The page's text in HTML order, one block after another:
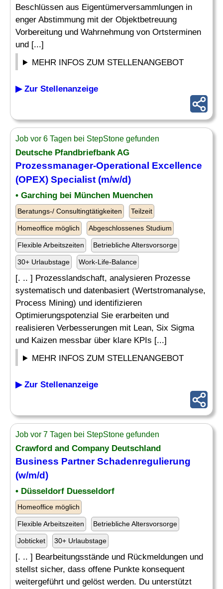
Beschlüssen aus Eigentümerversammlungen in
enger Abstimmung mit der Objektbetreuung
Vorbereitung und Wahrnehmung von Ortsterminen
und [...]
MEHR INFOS ZUM STELLENANGEBOT
▶ Zur Stellenanzeige
Job vor 6 Tagen bei StepStone gefunden
Deutsche Pfandbriefbank AG
Prozessmanager-Operational Excellence
(OPEX) Specialist (m/w/d)
• Garching bei München Muenchen
Beratungs-/ Consultingtätigkeiten Teilzeit
Homeoffice möglich Abgeschlossenes Studium
Flexible Arbeitszeiten Betriebliche Altersvorsorge
30+ Urlaubstage Work-Life-Balance
[. .. ] Prozesslandschaft, analysieren Prozesse
systematisch und datenbasiert (Wertstromanalyse,
Process Mining) und identifizieren
Optimierungspotenzial Sie erarbeiten und
realisieren Verbesserungen mit Lean, Six Sigma
und Kaizen messbar über klare KPIs [...]
MEHR INFOS ZUM STELLENANGEBOT
▶ Zur Stellenanzeige
Job vor 7 Tagen bei StepStone gefunden
Crawford and Company Deutschland
Business Partner Schadenregulierung
(w/m/d)
• Düsseldorf Duesseldorf
Homeoffice möglich
Flexible Arbeitszeiten Betriebliche Altersvorsorge
Jobticket 30+ Urlaubstage
[. .. ] Bearbeitungsstände und Rückmeldungen und
stellst sicher, dass offene Punkte konsequent
weitergeführt und gelöst werden. Du unterstützt